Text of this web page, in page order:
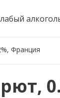
Франция